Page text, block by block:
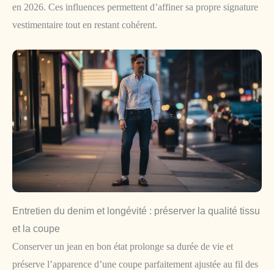
en 2026. Ces influences permettent d’affiner sa propre signature
vestimentaire tout en restant cohérent.
Entretien du denim et longévité : préserver la qualité tissu
et la coupe
Conserver un jean en bon état prolonge sa durée de vie et
préserve l’apparence d’une coupe parfaitement ajustée au fil des